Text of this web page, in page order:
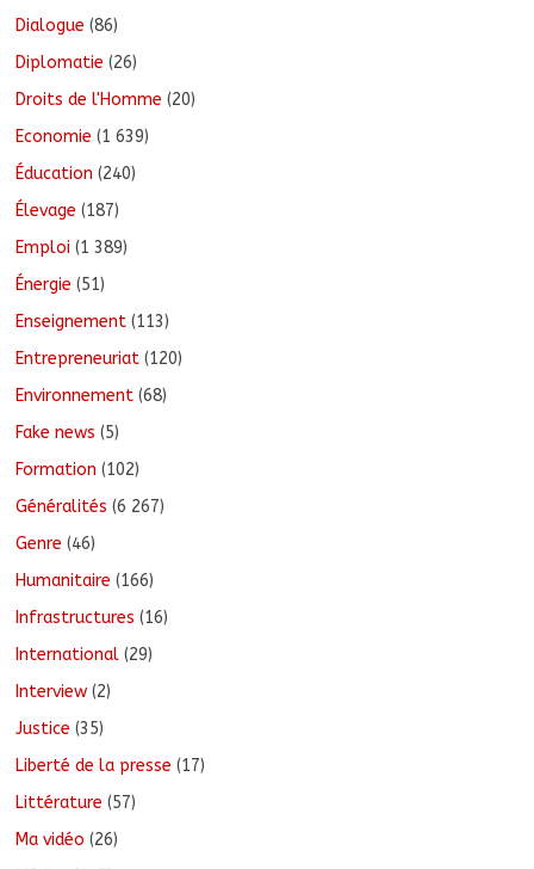
Dialogue (86)
Diplomatie (26)
Droits de l'Homme (20)
Economie (1 639)
Éducation (240)
Élevage (187)
Emploi (1 389)
Énergie (51)
Enseignement (113)
Entrepreneuriat (120)
Environnement (68)
Fake news (5)
Formation (102)
Généralités (6 267)
Genre (46)
Humanitaire (166)
Infrastructures (16)
International (29)
Interview (2)
Justice (35)
Liberté de la presse (17)
Littérature (57)
Ma vidéo (26)